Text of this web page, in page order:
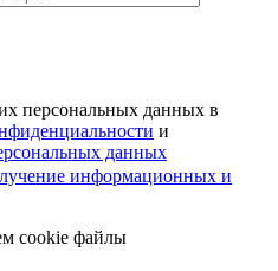
персональных данных в
и
данных
информационных и
cookie файлы